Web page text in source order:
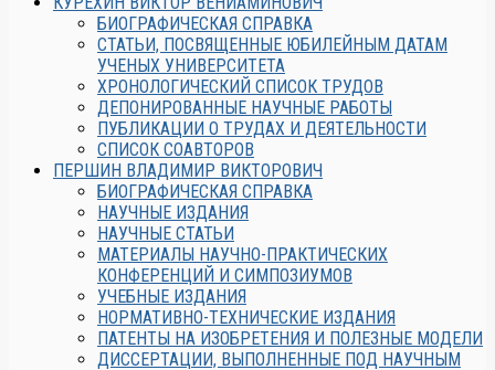
БИОГРАФИЧЕСКАЯ СПРАВКА
СТАТЬИ, ПОСВЯЩЕННЫЕ ЮБИЛЕЙНЫМ ДАТАМ
УЧЕНЫХ УНИВЕРСИТЕТА
ХРОНОЛОГИЧЕСКИЙ СПИСОК ТРУДОВ
ДЕПОНИРОВАННЫЕ НАУЧНЫЕ РАБОТЫ
ПУБЛИКАЦИИ О ТРУДАХ И ДЕЯТЕЛЬНОСТИ
СПИСОК СОАВТОРОВ
ПЕРШИН ВЛАДИМИР ВИКТОРОВИЧ
БИОГРАФИЧЕСКАЯ СПРАВКА
НАУЧНЫЕ ИЗДАНИЯ
НАУЧНЫЕ СТАТЬИ
МАТЕРИАЛЫ НАУЧНО-ПРАКТИЧЕСКИХ
КОНФЕРЕНЦИЙ И СИМПОЗИУМОВ
УЧЕБНЫЕ ИЗДАНИЯ
НОРМАТИВНО-ТЕХНИЧЕСКИЕ ИЗДАНИЯ
ПАТЕНТЫ НА ИЗОБРЕТЕНИЯ И ПОЛЕЗНЫЕ МОДЕЛИ
ДИССЕРТАЦИИ, ВЫПОЛНЕННЫЕ ПОД НАУЧНЫМ